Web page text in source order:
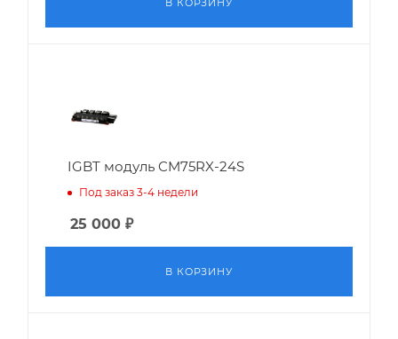
В КОРЗИНУ
IGBT модуль CM75RX-24S
Под заказ 3-4 недели
25 000 ₽
В КОРЗИНУ